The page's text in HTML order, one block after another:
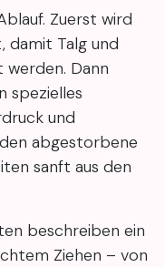
Zuerst wird
damit Talg und
Dann
spezielles
und
abgestorbene
sanft aus den
beschreiben ein
Ziehen – von